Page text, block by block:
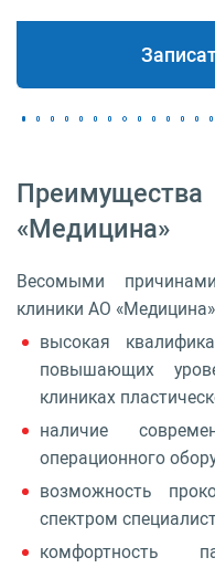
«Медицина»
Весомыми
клиники АО
высокая
повышающих
клиниках
наличие
операционного
возможность
спектром
комфортность